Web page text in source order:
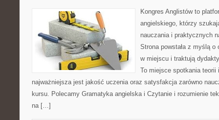
Kongres Anglistów to
angielskiego, którzy
nauczania i praktycznych
Strona powstała z myślą
w miejscu i traktują
To miejsce spotkania teorii
najważniejsza jest jakość uczenia oraz satysfakcja zarówno
kursu. Polecamy Gramatyka angielska i Czytanie i rozumienie
na […]